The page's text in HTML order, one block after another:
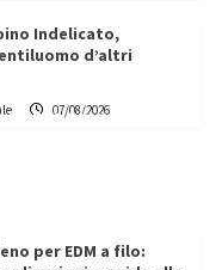
Indelicato,
d’altri
07/08/2026
partner chiave
la transizione
per EDM a filo: